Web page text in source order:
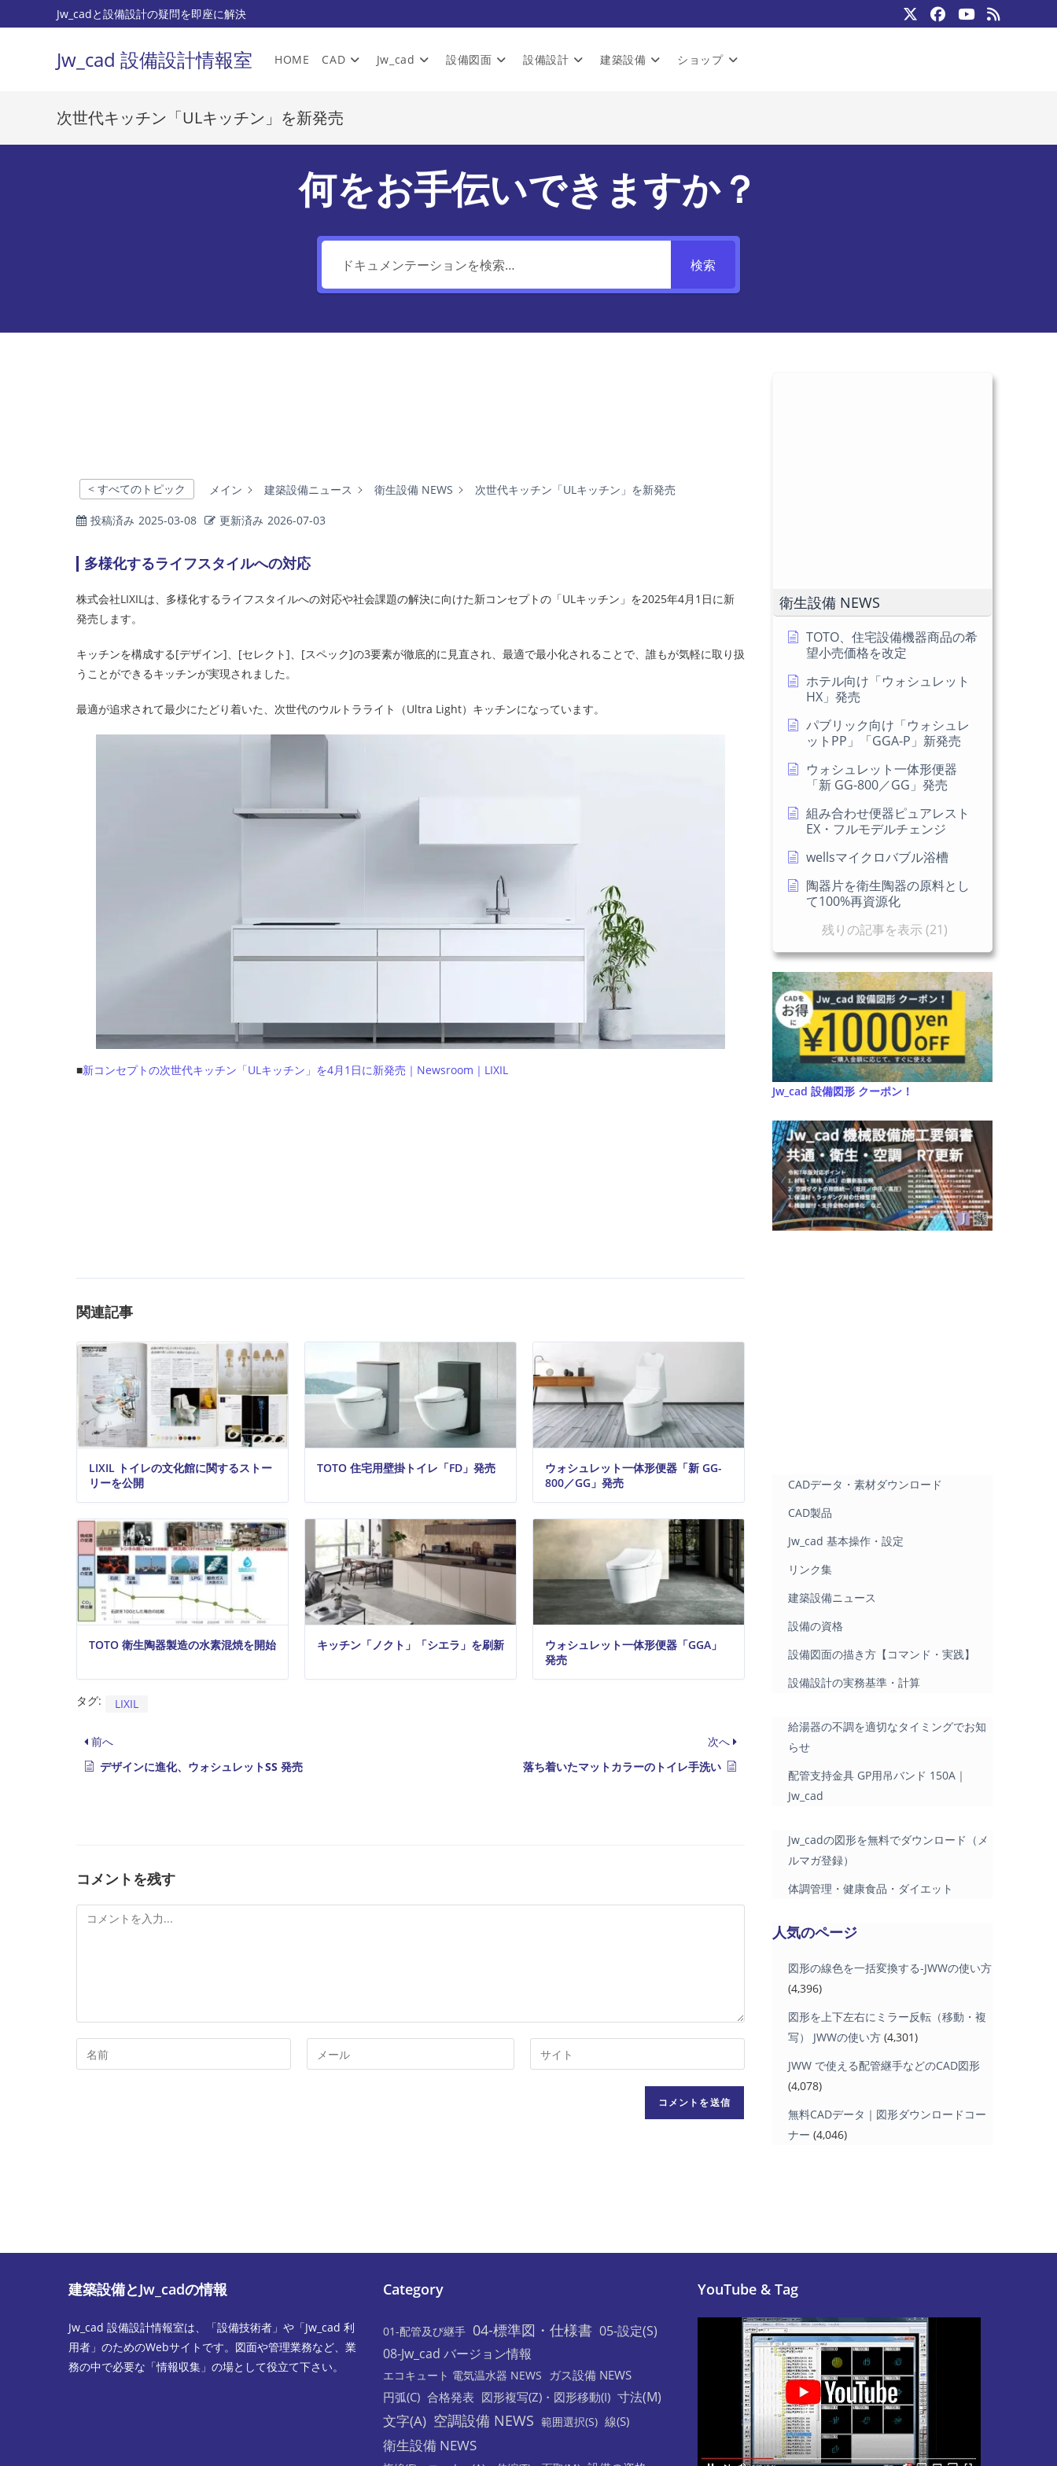
ン
キ
Jw_cadと設備設計の疑問を即座に解決
Jw_cad 設備設計情報室 HOME CAD Jw_cad 設備図面 設備設計 建築設備 ショップ
次世代キッチン「ULキッチン」を新発売
何をお手伝いできますか？
検索
< すべてのトピック メイン 建築設備ニュース 衛生設備 NEWS 次世代キッチン「ULキッチン」を新発売
投稿済み 2025-03-08 更新済み 2026-07-03
多様化するライフスタイルへの対応
株式会社LIXILは、多様化するライフスタイルへの対応や社会課題の解決に向けた新コンセプトの「ULキッチン」を2025年4月1日に新
発売します。
キッチンを構成する[デザイン]、[セレクト]、[スペック]の3要素が徹底的に見直され、最適で最小化されることで、誰もが気軽に取り扱
うことができるキッチンが実現されました。
最適が追求されて最少にたどり着いた、次世代のウルトラライト（Ultra Light）キッチンになっています。
■新コンセプトの次世代キッチン「ULキッチン」を4月1日に新発売｜Newsroom｜LIXIL
関連記事
LIXIL トイレの文化館に関するストー
リーを公開
TOTO 住宅用壁掛トイレ「FD」発売
ウォシュレット一体形便器「新 GG-
800／GG」発売
TOTO 衛生陶器製造の水素混焼を開始 キッチン「ノクト」「シエラ」を刷新
ウォシュレット一体形便器「GGA」
発売
タグ: LIXIL
前へ
デザインに進化、ウォシュレットSS 発売
次へ
落ち着いたマットカラーのトイレ手洗い
コメントを残す
メ
ー
ー
名
を
ー
ン
ト
Web
サ
い。
(任
意)
衛生設備 NEWS
TOTO、住宅設備機器商品の希
望小売価格を改定
ホテル向け「ウォシュレット
HX」発売
パブリック向け「ウォシュレ
ットPP」「GGA-P」新発売
ウォシュレット一体形便器
「新 GG-800／GG」発売
組み合わせ便器ピュアレスト
EX・フルモデルチェンジ
wellsマイクロバブル浴槽
陶器片を衛生陶器の原料とし
て100%再資源化
残りの記事を表示 (21)
Jw_cad 設備図形 クーポン！
CADデータ・素材ダウンロード
CAD製品
Jw_cad 基本操作・設定
リンク集
建築設備ニュース
設備の資格
設備図面の描き方【コマンド・実践】
設備設計の実務基準・計算
給湯器の不調を適切なタイミングでお知
らせ
配管支持金具 GP用吊バンド 150A｜
Jw_cad
Jw_cadの図形を無料でダウンロード（メ
ルマガ登録）
体調管理・健康食品・ダイエット
人気のページ
図形の線色を一括変換する-JWWの使い方
(4,396)
図形を上下左右にミラー反転（移動・複
写） JWWの使い方 (4,301)
JWW で使える配管継手などのCAD図形
(4,078)
無料CADデータ｜図形ダウンロードコー
ナー (4,046)
建築設備とJw_cadの情報
Jw_cad 設備設計情報室は、「設備技術者」や「Jw_cad 利
用者」のためのWebサイトです。図面や管理業務など、業
務の中で必要な「情報収集」の場として役立て下さい。
Category
01-配管及び継手 04-標準図・仕様書 05-設定(S)
08-Jw_cad バージョン情報
エコキュート 電気温水器 NEWS
ガス設備 NEWS
円弧(C) 合格発表 図形複写(Z)・図形移動(I) 寸法(M)
文字(A) 空調設備 NEWS 範囲選択(S) 線(S)
衛生設備 NEWS
YouTube & Tag